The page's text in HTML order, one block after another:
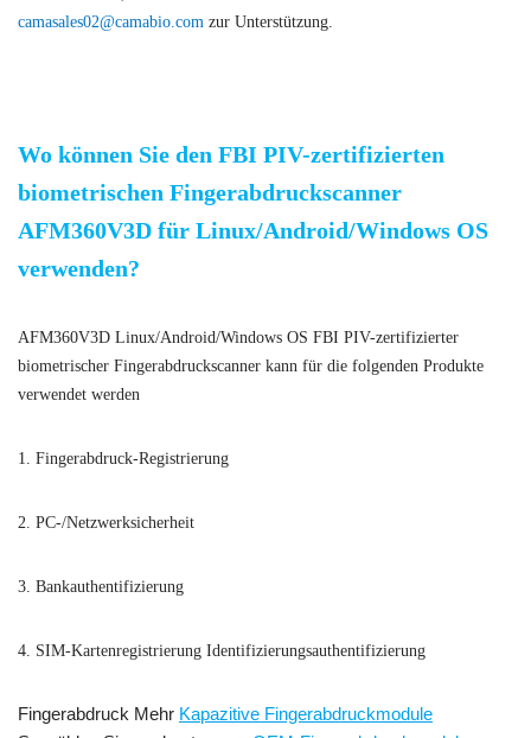
camasales02@camabio.com zur Unterstützung.
Wo können Sie den FBI PIV-zertifizierten
biometrischen Fingerabdruckscanner
AFM360V3D für Linux/Android/Windows OS
verwenden?
AFM360V3D Linux/Android/Windows OS FBI PIV-zertifizierter
biometrischer Fingerabdruckscanner kann für die folgenden Produkte
verwendet werden
1. Fingerabdruck-Registrierung
2. PC-/Netzwerksicherheit
3. Bankauthentifizierung
4. SIM-Kartenregistrierung Identifizierungsauthentifizierung
Fingerabdruck Mehr Kapazitive Fingerabdruckmodule